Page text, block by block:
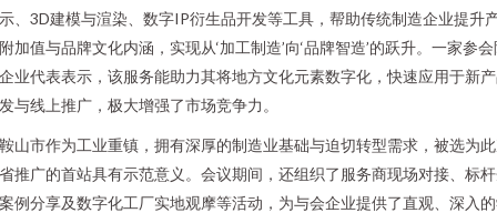
、3D建模与渲染、数字IP衍生品开发等工具，帮助传统制造企业提升
加值与品牌文化内涵，实现从‘加工制造’向‘品牌智造’的跃升。一家参
业代表表示，该服务能助力其将地方文化元素数字化，快速应用于新
与线上推广，极大增强了市场竞争力。
山市作为工业重镇，拥有深厚的制造业基础与迫切转型需求，被选为
推广的首站具有示范意义。会议期间，还组织了服务商现场对接、标
例分享及数字化工厂实地观摩等活动，为与会企业提供了直观、深入